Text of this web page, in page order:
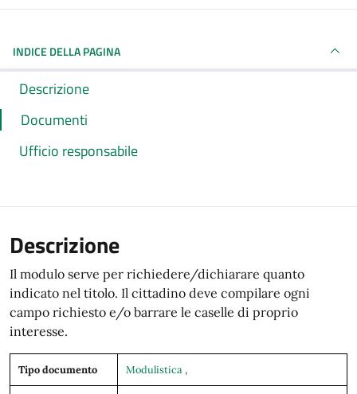
INDICE DELLA PAGINA
Descrizione
Documenti
Ufficio responsabile
Descrizione
Il modulo serve per richiedere/dichiarare quanto
indicato nel titolo. Il cittadino deve compilare ogni
campo richiesto e/o barrare le caselle di proprio
interesse.
Tipo documento Modulistica ,